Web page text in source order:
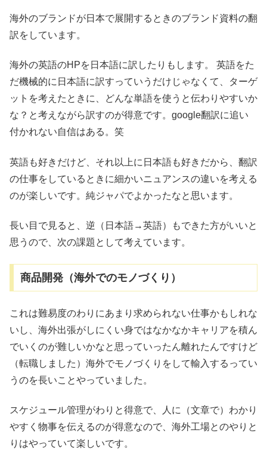
海外のブランドが日本で展開するときのブランド資料の翻
訳をしています。
海外の英語のHPを日本語に訳したりもします。 英語をた
だ機械的に日本語に訳すっていうだけじゃなくて、ターゲ
ットを考えたときに、どんな単語を使うと伝わりやすいか
な？と考えながら訳すのが得意です。google翻訳に追い
付かれない自信はある。笑
英語も好きだけど、それ以上に日本語も好きだから、翻訳
の仕事をしているときに細かいニュアンスの違いを考える
のが楽しいです。純ジャパでよかったなと思います。
長い目で見ると、逆（日本語→英語）もできた方がいいと
思うので、次の課題として考えています。
商品開発（海外でのモノづくり）
これは難易度のわりにあまり求められない仕事かもしれな
いし、海外出張がしにくい身ではなかなかキャリアを積ん
でいくのが難しいかなと思っていったん離れたんですけど
（転職しました）海外でモノづくりをして輸入するってい
うのを長いことやっていました。
スケジュール管理がわりと得意で、人に（文章で）わかり
やすく物事を伝えるのが得意なので、海外工場とのやりと
りはやっていて楽しいです。